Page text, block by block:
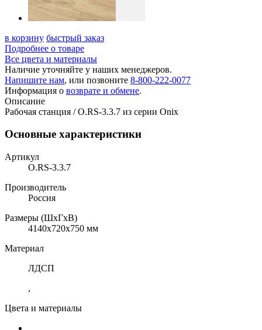
в корзину быстрый заказ
Подробнее о товаре
Все цвета и материалы
Наличие уточняйте у наших менеджеров.
Напишите нам, или позвоните 8-800-222-0077
Информация о возврате и обмене.
Описание
Рабочая станция / O.RS-3.3.7 из серии Onix
Основные характеристики
Артикул
O.RS-3.3.7
Производитель
Россия
Размеры (ШхГхВ)
4140x720x750 мм
Материал
ЛДСП
,
Цвета и материалы